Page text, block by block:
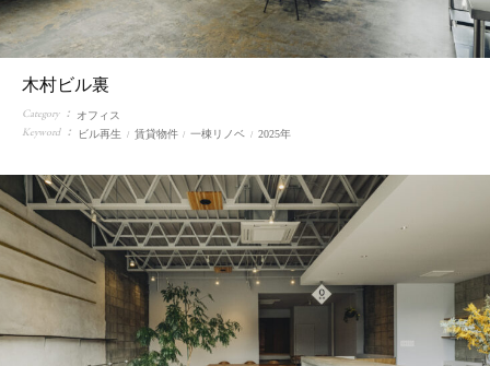
木村ビル裏
Category オフィス
Keyword ビル再生 賃貸物件 一棟リノベ 2025年